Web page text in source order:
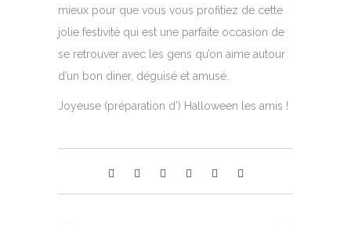
mieux pour que vous vous profitiez de cette
jolie festivité qui est une parfaite occasion de
se retrouver avec les gens qu’on aime autour
d’un bon diner, déguisé et amusé.
Joyeuse (préparation d’) Halloween les amis !